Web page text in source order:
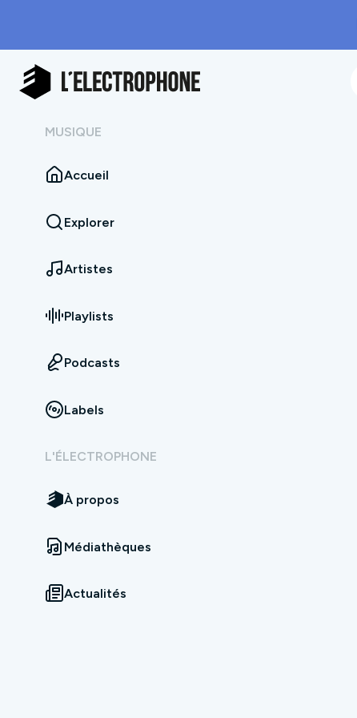
MUSIQUE
Accueil
Explorer
Artistes
Playlists
Podcasts
Labels
L'ÉLECTROPHONE
À propos
Médiathèques
Actualités